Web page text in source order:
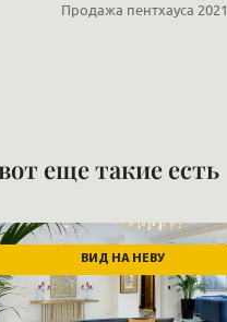
Продажа пентхауса 2021
еще такие есть
ВИД НА НЕВУ